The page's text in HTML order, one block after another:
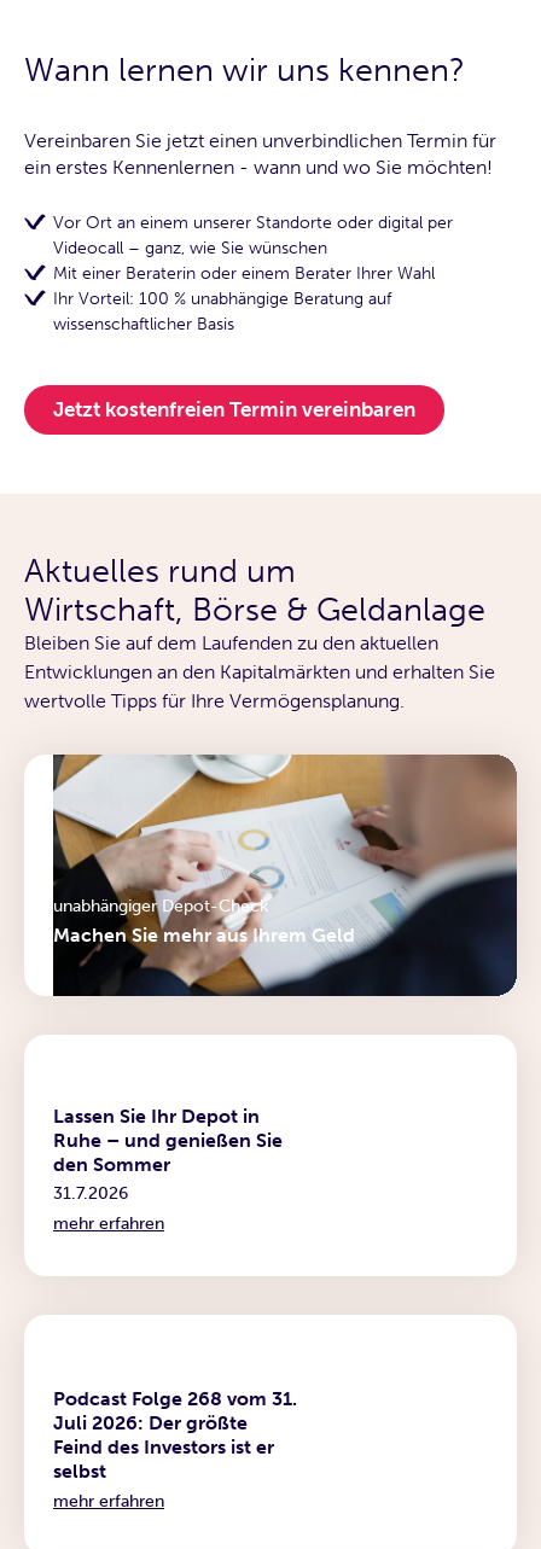
Wann lernen wir uns kennen?
Vereinbaren Sie jetzt einen unverbindlichen Termin für
ein erstes Kennenlernen - wann und wo Sie möchten!
Vor Ort an einem unserer Standorte oder digital per
Videocall – ganz, wie Sie wünschen
Mit einer Beraterin oder einem Berater Ihrer Wahl
Ihr Vorteil: 100 % unabhängige Beratung auf
wissenschaftlicher Basis
Jetzt kostenfreien Termin vereinbaren
Aktuelles rund um
Wirtschaft, Börse & Geldanlage
Bleiben Sie auf dem Laufenden zu den aktuellen
Entwicklungen an den Kapitalmärkten und erhalten Sie
wertvolle Tipps für Ihre Vermögensplanung.
Lassen Sie Ihr Depot in
Ruhe – und genießen Sie
den Sommer
31.7.2026
mehr erfahren
Podcast Folge 268 vom 31.
Juli 2026: Der größte
Feind des Investors ist er
selbst
mehr erfahren
unabhängiger Depot-Check
Machen Sie mehr aus Ihrem Geld